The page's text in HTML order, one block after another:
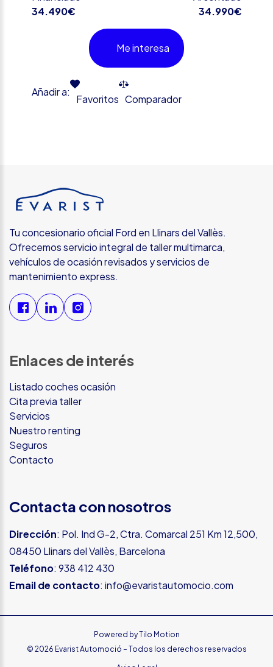
34.490€
34.990€
Me interesa
Añadir a:
Favoritos Comparador
Tu concesionario oficial Ford en Llinars del Vallès.
Ofrecemos servicio integral de taller multimarca,
vehículos de ocasión revisados y servicios de
mantenimiento express.
Enlaces de interés
Listado coches ocasión
Cita previa taller
Servicios
Nuestro renting
Seguros
Contacto
Contacta con nosotros
Dirección: Pol. Ind G-2, Ctra. Comarcal 251 Km 12,500,
08450 Llinars del Vallès, Barcelona
Teléfono: 938 412 430
Email de contacto: info@evaristautomocio.com
Powered byTilo Motion
© 2026 Evarist Automoció – Todos los derechos reservados